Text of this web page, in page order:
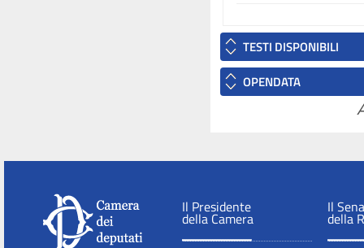
TESTI DISPONIBILI
OPENDATA
Il Presidente
della Camera
Il
della